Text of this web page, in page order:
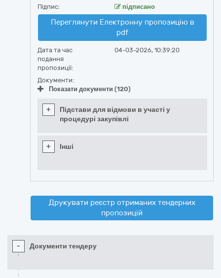
Підпис: підписано
Переглянути Електронну пропозицію в
pdf
Дата та час
подання
пропозиції:
04-03-2026, 10:39:20
Документи:
Показати документи (120)
+
Підстави для відмови в участі у
процедурі закупівлі
+ Інші
Друкувати реєстр отриманих тендерних
пропозицій
- Документи тендеру